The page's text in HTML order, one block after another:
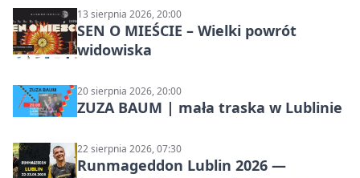
13 sierpnia 2026, 20:00
SEN O MIEŚCIE – Wielki powrót
widowiska
20 sierpnia 2026, 20:00
ZUZA BAUM | mała traska w Lublinie
22 sierpnia 2026, 07:30
Runmageddon Lublin 2026 —